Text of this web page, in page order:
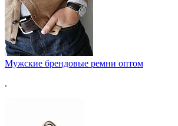
Мужские брендовые ремни оптом
.